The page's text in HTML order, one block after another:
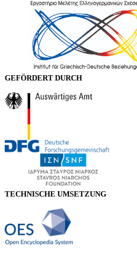
GEFÖRDERT DURCH
TECHNISCHE UMSETZUNG